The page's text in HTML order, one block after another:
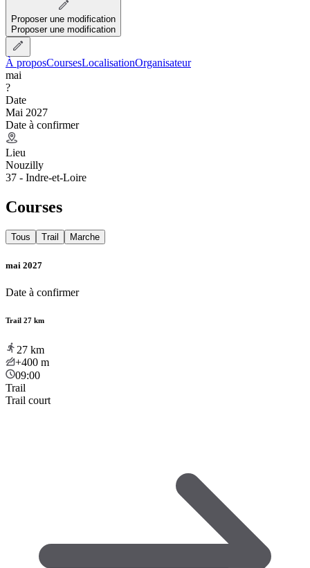
Proposer une modification
Proposer une modification
À proposCoursesLocalisationOrganisateur
mai
?
Date
Mai 2027
Date à confirmer
Lieu
Nouzilly
37 - Indre-et-Loire
Courses
Tous Trail Marche
mai 2027
Date à confirmer
Trail 27 km
27 km
+400 m
09:00
Trail
Trail court